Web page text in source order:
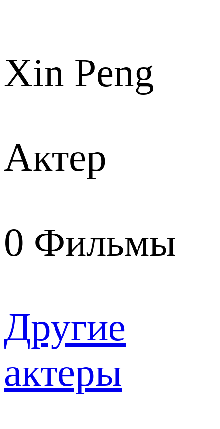
Xin Peng
Актер
0 Фильмы
Другие
актеры